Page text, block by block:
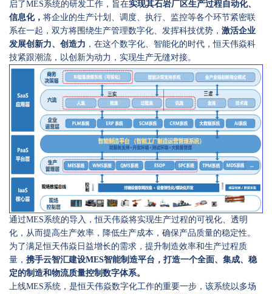
启了MES系统的研发工作，旨在实现其石岩厂区生产过程自动化、
信息化， 将企业的生产计划、调度、执行、监控等各个环节紧密联
系在一起，双方将围绕生产管理数字化、发挥科技优势， 激活企业
发展创新力、创造力 ，在这个数字化、智能化的时代，恒天伟焱科
技紧跟潮流，以创新为动力，实现生产无缝对接。
通过MES系统的导入，恒天伟焱将实现生产过程的可视化、透明
化，从而提高生产效率，降低生产成本，确保产品质量的稳定性。
为了满足恒天伟焱日益增长的需求，提升制造效率和生产过程质
量， 携手云智汇建设MES智能制造平台，打造一个全面、集成、稳
定的制造和物流质量控制数字体系。
上线MES系统，是恒天伟焱数字化工作的重要一步，该系统以多场